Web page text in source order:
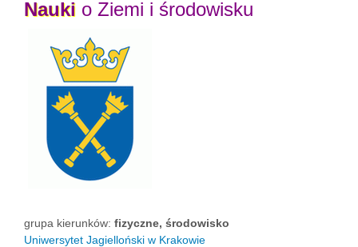
Nauki o Ziemi i środowisku
grupa kierunków: fizyczne, środowisko
Uniwersytet Jagielloński w Krakowie